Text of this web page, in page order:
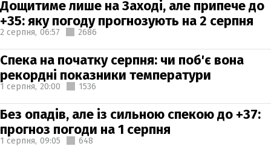
Дощитиме лише на Заході, але припече до
+35: яку погоду прогнозують на 2 серпня
2 серпня, 06:57 2686
Спека на початку серпня: чи поб'є вона
рекордні показники температури
1 серпня, 20:00 1536
Без опадів, але із сильною спекою до +37:
прогноз погоди на 1 серпня
1 серпня, 09:05 648